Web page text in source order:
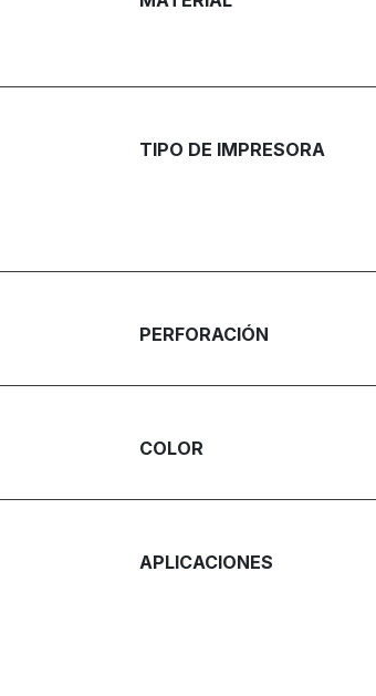
TIPO DE IMPRESORA
PERFORACIÓN
COLOR
APLICACIONES